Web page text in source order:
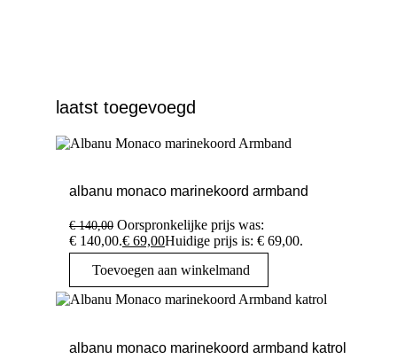
laatst toegevoegd
albanu monaco marinekoord armband
€140,00 Oorspronkelijke prijs was:
€ 140,00.€ 69,00Huidige prijs is: € 69,00.
Toevoegen aan winkelmand
albanu monaco marinekoord armband katrol